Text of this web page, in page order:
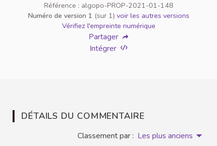
Référence : algopo-PROP-2021-01-148
Numéro de version 1 (sur 1) voir les autres versions
Vérifiez l'empreinte numérique
Partager
Intégrer
DÉTAILS DU COMMENTAIRE
Classement par : Les plus anciens